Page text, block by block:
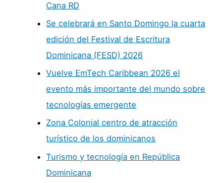
Cana RD
Se celebrará en Santo Domingo la cuarta
edición del Festival de Escritura
Dominicana (FESD) 2026
Vuelve EmTech Caribbean 2026 el
evento más importante del mundo sobre
tecnologías emergente
Zona Colonial centro de atracción
turístico de los dominicanos
Turismo y tecnología en República
Dominicana